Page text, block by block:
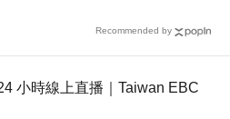
Recommended by
小時線上直播｜Taiwan EBC